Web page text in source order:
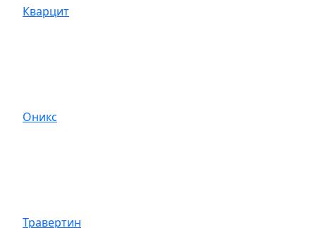
Кварцит
Оникс
Травертин